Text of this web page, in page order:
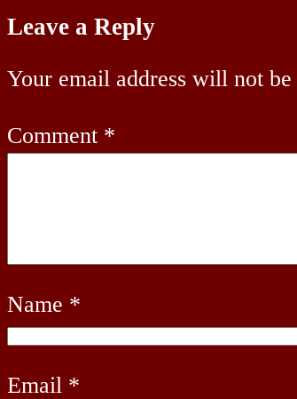
Leave a Reply
Your email address will not be
Comment *
Name *
Email *